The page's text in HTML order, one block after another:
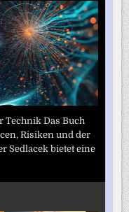
Technik Das Buch
Risiken und der
Sedlacek bietet eine